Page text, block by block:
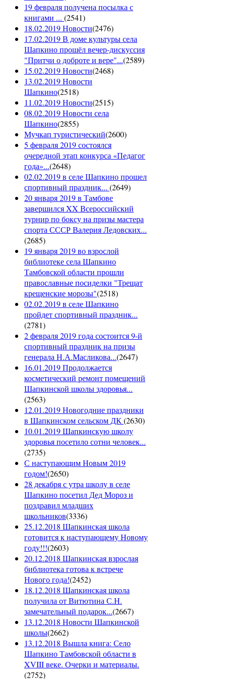
19 февраля получена посылка с
книгами ... (2541)
18.02.2019 Новости(2476)
17.02.2019 В доме культуры села
Шапкино прошёл вечер-дискуссия
"Притчи о доброте и вере"...(2589)
15.02.2019 Новости(2468)
13.02.2019 Новости
Шапкино(2518)
11.02.2019 Новости(2515)
08.02.2019 Новости села
Шапкино(2855)
Мучкап туристический(2600)
5 февраля 2019 состоялся
очередной этап конкурса «Педагог
года»...(2648)
02.02.2019 в селе Шапкино прошел
спортивный праздник... (2649)
20 января 2019 в Тамбове
завершился XX Всероссийский
турнир по боксу на призы мастера
спорта СССР Валерия Ледовских...
(2685)
19 января 2019 во взрослой
библиотеке села Шапкино
Тамбовской области прошли
православные посиделки "Трещат
крещенские морозы"(2518)
02.02.2019 в селе Шапкино
пройдет спортивный праздник...
(2781)
2 февраля 2019 года состоится 9-й
спортивный праздник на призы
генерала Н.А.Масликова...(2647)
16.01.2019 Продолжается
косметический ремонт помещений
Шапкинской школы здоровья...
(2563)
12.01.2019 Новогодние праздники
в Шапкинском сельском ДК(2630)
10.01.2019 Шапкинскую школу
здоровья посетило сотни человек...
(2735)
С наступающим Новым 2019
годом!(2650)
28 декабря с утра школу в селе
Шапкино посетил Дед Мороз и
поздравил младших
школьников(3336)
25.12.2018 Шапкинская школа
готовится к наступающему Новому
году!!!(2603)
20.12.2018 Шапкинская взрослая
библиотека готова к встрече
Нового года!(2452)
18.12.2018 Шапкинская школа
получила от Витютина С.Н.
замечательный подарок...(2667)
13.12.2018 Новости Шапкинской
школы(2662)
13.12.2018 Вышла книга: Село
Шапкино Тамбовской области в
XVIII веке. Очерки и материалы.
(2752)